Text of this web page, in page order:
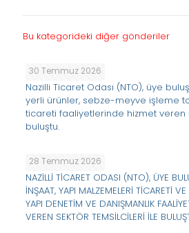
Bu kategorideki diğer gönderiler
30 Temmuz 2026
Nazilli Ticaret Odası (NTO), üye
yerli ürünler, sebze-meyve işleme
ticareti faaliyetlerinde hizmet veren
buluştu.
28 Temmuz 2026
NAZİLLİ TİCARET ODASI (NTO), ÜYE
İNŞAAT, YAPI MALZEMELERİ TİCARETİ
YAPI DENETİM VE DANIŞMANLIK
VEREN SEKTÖR TEMSİLCİLERİ İLE